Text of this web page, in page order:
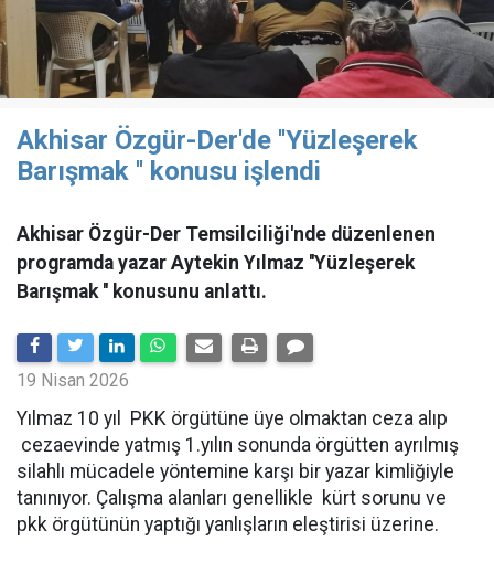
Akhisar Özgür-Der'de ''Yüzleşerek
Barışmak '' konusu işlendi
Akhisar Özgür-Der Temsilciliği'nde düzenlenen
programda yazar Aytekin Yılmaz ''Yüzleşerek
Barışmak '' konusunu anlattı.
19 Nisan 2026
Yılmaz 10 yıl PKK örgütüne üye olmaktan ceza alıp
cezaevinde yatmış 1.yılın sonunda örgütten ayrılmış
silahlı mücadele yöntemine karşı bir yazar kimliğiyle
tanınıyor. Çalışma alanları genellikle kürt sorunu ve
pkk örgütünün yaptığı yanlışların eleştirisi üzerine.